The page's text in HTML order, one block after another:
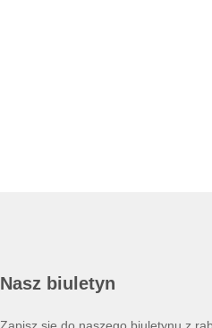
Nasz biuletyn